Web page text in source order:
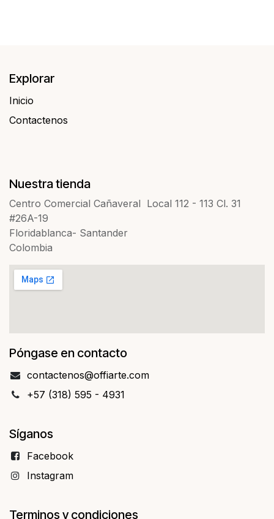
Explorar
Inicio
Contactenos​​
Nuestra tienda
Centro Comercial Cañaveral Local 112 - 113 Cl. 31
#26A-19
Floridablanca- Santander
Colombia
Póngase en contacto
contact​​enos@offiarte.com
+57 (318) 595 - 4931
Síganos
Facebo​​ok
Instagram
Terminos y condiciones